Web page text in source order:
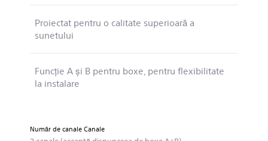
Proiectat pentru o calitate superioară a
sunetului
Funcţie A şi B pentru boxe, pentru flexibilitate
la instalare
Număr de canale Canale